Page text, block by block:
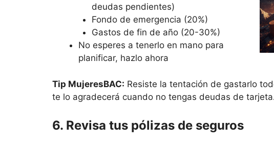
deudas pendientes)
Fondo de emergencia (20%)
Gastos de fin de año (20-30%)
No esperes a tenerlo en mano para
planificar, hazlo ahora
Tip MujeresBAC: Resiste la tentación de gastarlo
te lo agradecerá cuando no tengas deudas de
6. Revisa tus pólizas de seguros